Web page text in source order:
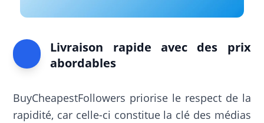
Livraison rapide avec des prix
abordables
BuyCheapestFollowers priorise le respect de la
rapidité, car celle-ci constitue la clé des médias